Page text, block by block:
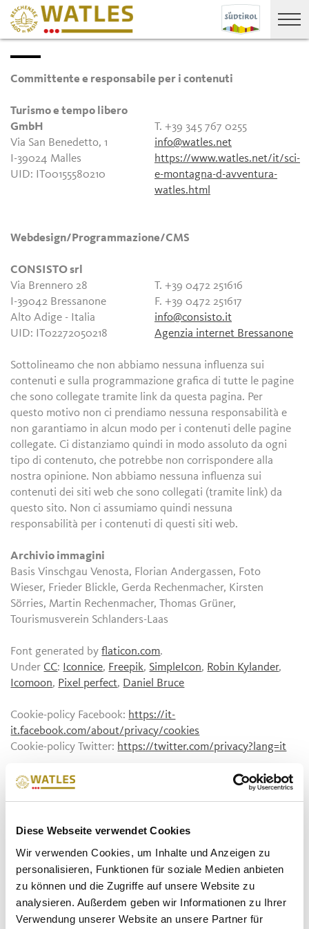
Diese Webseite verwendet Cookies
Wir verwenden Cookies, um Inhalte und Anzeigen zu
personalisieren, Funktionen für soziale Medien anbieten
zu können und die Zugriffe auf unsere Website zu
analysieren. Außerdem geben wir Informationen zu Ihrer
Verwendung unserer Website an unsere Partner für
Committente e responsabile per i contenuti
Turismo e tempo libero
GmbH
Via San Benedetto, 1
I-39024 Malles
UID: IT00155580210
T. +39 345 767 0255
info@watles.net
https://www.watles.net/it/sci-
e-montagna-d-avventura-
watles.html
Webdesign/Programmazione/CMS
CONSISTO srl
Via Brennero 28
I-39042 Bressanone
Alto Adige - Italia
UID: IT02272050218
T. +39 0472 251616
F. +39 0472 251617
info@consisto.it
Agenzia internet Bressanone
Sottolineamo che non abbiamo nessuna influenza sui
contenuti e sulla programmazione grafica di tutte le pagine
che sono collegate tramite link da questa pagina. Per
questo motivo non ci prendiamo nessuna responsabilità e
non garantiamo in alcun modo per i contenuti delle pagine
collegate. Ci distanziamo quindi in modo assoluto da ogni
tipo di contenuto, che potrebbe non corrispondere alla
nostra opinione. Non abbiamo nessuna influenza sui
contenuti dei siti web che sono collegati (tramite link) da
questo sito. Non ci assumiamo quindi nessuna
responsabilità per i contenuti di questi siti web.
Archivio immagini
Basis Vinschgau Venosta, Florian Andergassen, Foto
Wieser, Frieder Blickle, Gerda Rechenmacher, Kirsten
Sörries, Martin Rechenmacher, Thomas Grüner,
Tourismusverein Schlanders-Laas
Font generated byflaticon.com.
Under CC: Iconnice, Freepik, SimpleIcon, Robin Kylander,
Icomoon, Pixel perfect, Daniel Bruce
Cookie-policy Facebook: https://it-
it.facebook.com/about/privacy/cookies
Cookie-policy Twitter: https://twitter.com/privacy?lang=it
Privacy policy for the using of Google Analytics
“This website uses Google Analytics, a web analytics service
“cookies”, which are text files placed on your computer, to
information generated by the cookie about your use of the
website (including your IP address) will be transmitted to
and stored by Google on servers in the United States .
Google will use this information for the purpose of
evaluating your use of the website, compiling reports on